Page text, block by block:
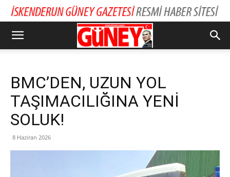
BMC’DEN, UZUN YOL
TAŞIMACILIĞINA YENİ
SOLUK!
8 Haziran 2026